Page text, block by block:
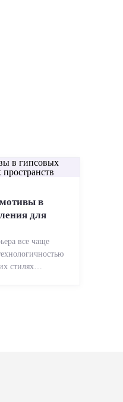
в
для
все чаще
стилях